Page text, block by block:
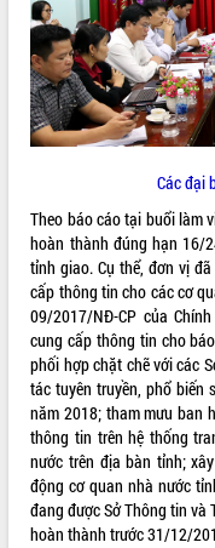
ĐIỂM TIN VĂN BẢN
QUY HOẠCH - KẾ HOẠCH
Các đại
Theo báo cáo tại buổi làm
hoàn thành đúng hạn 16/
tỉnh giao. Cụ thể, đơn vị
cấp thông tin cho các cơ
09/2017/NĐ-CP của
cung cấp thông tin cho
phối hợp chặt chẽ với các
tác tuyên truyền, phổ biến
năm 2018; tham mưu ban
thông tin trên hệ thống
nước trên địa bàn tỉnh;
động cơ quan nhà nước
đang được Sở Thông tin và
hoàn thành trước 31/12/